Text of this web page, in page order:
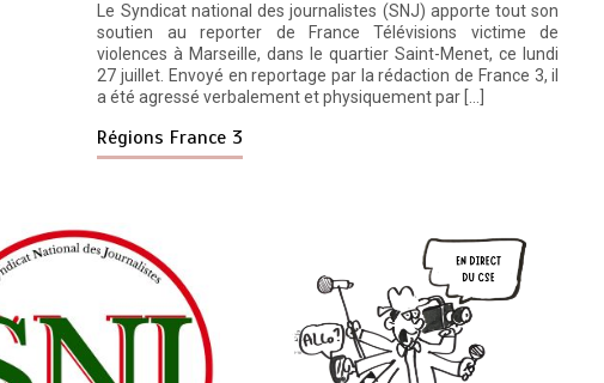
Le Syndicat national des journalistes (SNJ) apporte tout son
soutien au reporter de France Télévisions victime de
violences à Marseille, dans le quartier Saint-Menet, ce lundi
27 juillet. Envoyé en reportage par la rédaction de France 3, il
a été agressé verbalement et physiquement par […]
Régions France 3